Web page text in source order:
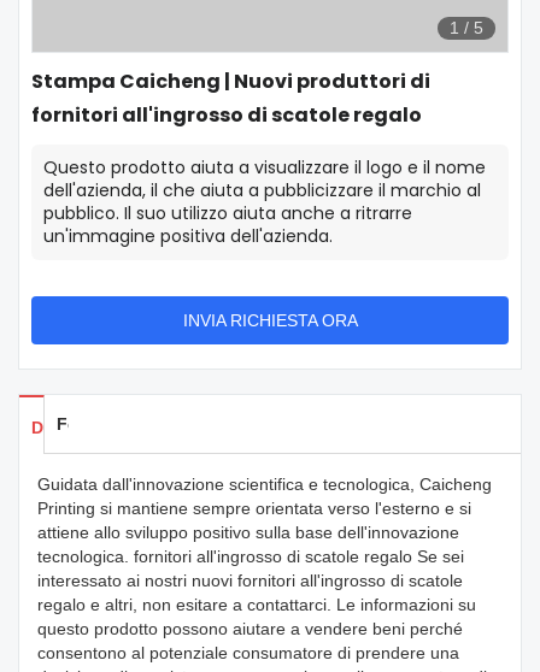
1 / 5
Stampa Caicheng | Nuovi produttori di
fornitori all'ingrosso di scatole regalo
Questo prodotto aiuta a visualizzare il logo e il nome
dell'azienda, il che aiuta a pubblicizzare il marchio al
pubblico. Il suo utilizzo aiuta anche a ritrarre
un'immagine positiva dell'azienda.
INVIA RICHIESTA ORA
Dettagli dei prodotti
Feedback
Guidata dall'innovazione scientifica e tecnologica, Caicheng
Printing si mantiene sempre orientata verso l'esterno e si
attiene allo sviluppo positivo sulla base dell'innovazione
tecnologica. fornitori all'ingrosso di scatole regalo Se sei
interessato ai nostri nuovi fornitori all'ingrosso di scatole
regalo e altri, non esitare a contattarci. Le informazioni su
questo prodotto possono aiutare a vendere beni perché
consentono al potenziale consumatore di prendere una